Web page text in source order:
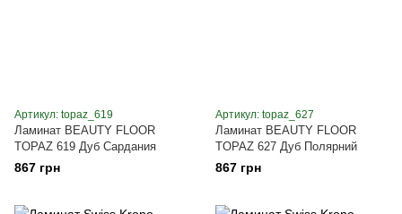
Артикул: topaz_619
Ламинат BEAUTY FLOOR
TOPAZ 619 Дуб Сардания
867 грн
Артикул: topaz_627
Ламинат BEAUTY FLOOR
TOPAZ 627 Дуб Полярний
867 грн